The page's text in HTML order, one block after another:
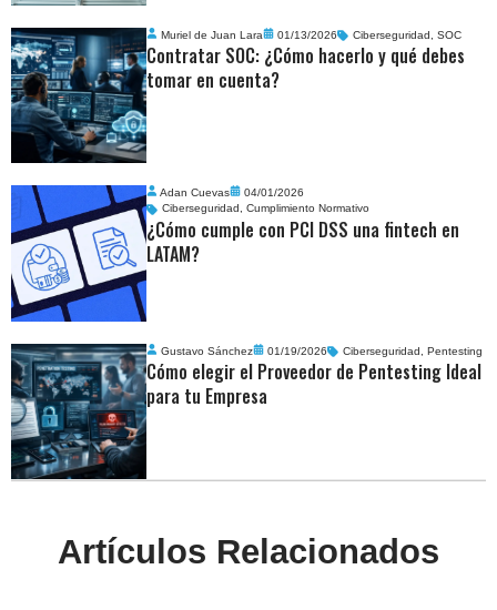
Muriel de Juan Lara 01/13/2026 Ciberseguridad ,SOC
Contratar SOC: ¿Cómo hacerlo y qué debes
tomar en cuenta?
Adan Cuevas
04/01/2026
Ciberseguridad ,Cumplimiento Normativo
¿Cómo cumple con PCI DSS una fintech en
LATAM?
Gustavo Sánchez 01/19/2026 Ciberseguridad ,Pentesting
Cómo elegir el Proveedor de Pentesting Ideal
para tu Empresa
Artículos Relacionados